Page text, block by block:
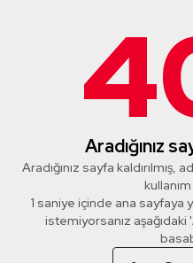
Aradığınız
Aradığınız sayfa
kullanım
1 saniye içinde ana
istemiyorsanız